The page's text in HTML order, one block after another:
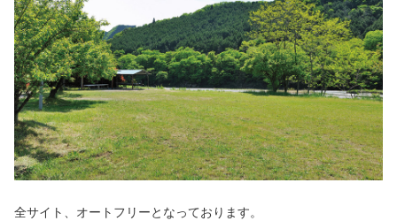
全サイト、オートフリーとなっております。